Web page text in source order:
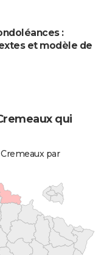
:
et modèle de
qui
par